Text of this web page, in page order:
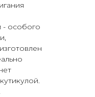
особого